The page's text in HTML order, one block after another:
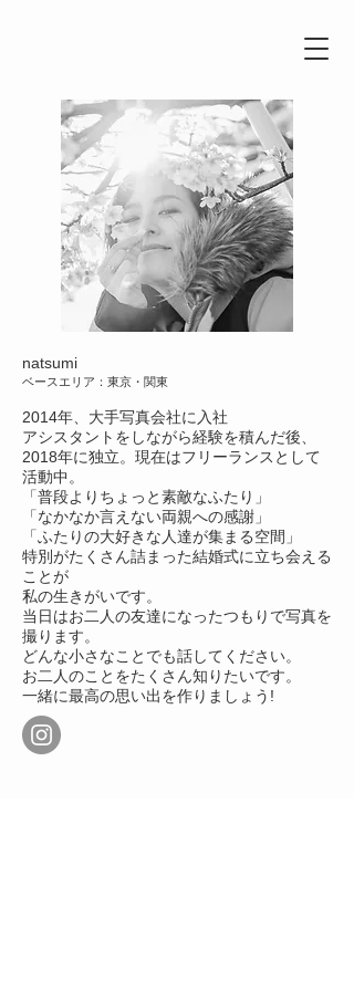
natsumi
ベースエリア：東京・関東
2014年、大手写真会社に入社
アシスタントをしながら経験を積んだ後、
2018年に独立。現在はフリーランスとして
活動中。
「普段よりちょっと素敵なふたり」
「なかなか言えない両親への感謝」
「ふたりの大好きな人達が集まる空間」
特別がたくさん詰まった結婚式に立ち会える
ことが
私の生きがいです。
当日はお二人の友達になったつもりで写真を
撮ります。
どんな小さなことでも話してください。
お二人のことをたくさん知りたいです。
一緒に最高の思い出を作りましょう!